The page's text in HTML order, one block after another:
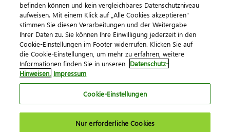
© 2026 DATEV eG
ImpressumDatenschutzAGB Kontakt
Cookie-Einstellungen
befinden können und kein vergleichbares Datenschutzniveau
aufweisen. Mit einem Klick auf „Alle Cookies akzeptieren"
stimmen Sie diesen Verarbeitungen und der Weitergabe
Ihrer Daten zu. Sie können Ihre Einwilligung jederzeit in den
Cookie-Einstellungen im Footer widerrufen. Klicken Sie auf
die Cookie-Einstellungen, um mehr zu erfahren, weitere
Informationen finden Sie in unseren Datenschutz-
Hinweisen. Impressum
Cookie-Einstellungen
Nur erforderliche Cookies